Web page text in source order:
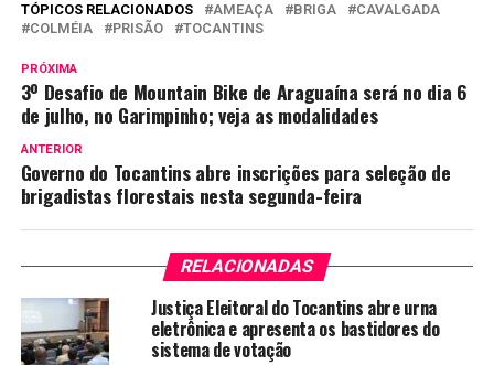
TÓPICOS RELACIONADOS AMEAÇA BRIGA
CAVALGADA
COLMÉIA
PRISÃO TOCANTINS
PRÓXIMA
3º Desafio de Mountain Bike de Araguaína será no dia 6
de julho, no Garimpinho; veja as modalidades
ANTERIOR
Governo do Tocantins abre inscrições para seleção de
brigadistas florestais nesta segunda-feira
RELACIONADAS
Justiça Eleitoral do Tocantins abre urna
eletrônica e apresenta os bastidores do
sistema de votação